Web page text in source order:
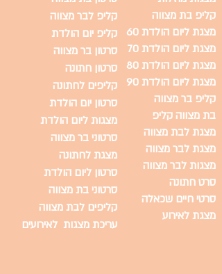
קליפ בת מצווה
מצגת ליום הולדת 60
מצגת ליום הולדת 70
מצגת ליום הולדת 80
מצגת ליום הולדת 90
קליפ בר מצווה
בת מצווה קליפ
מצגת לבת מצווה
מצגת לבר מצווה
מצגות לבר מצווה
סרט חתונה
סרטי חיים שכאלה
מצגת לאירוע
קליפ לבר מצווה
קליפ יום הולדת
סרטון בר מצווה
סרטון חתונה
קליפים לחתונה
סרטון יום הולדת
מצגות ליום הולדת
סרטוני בר מצווה
מצגת לחתונה
סרטון ליום הולדת
סרטוני בת מצווה
קליפים לבת מצווה
עריכת מצגות לאירועים